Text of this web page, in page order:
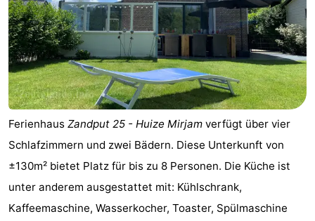
Reiten
-
Golfplatze
-
Parafliegen
-
Sportangeln
Essen
und
trinken
Veranstaltungen
-
Ringstechen
Zoutelande
Ferienhaus Zandput 25 - Huize Mirjam verfügt über vier
Schlafzimmern und zwei Bädern. Diese Unterkunft von
±130m² bietet Platz für bis zu 8 Personen. Die Küche ist
unter anderem ausgestattet mit: Kühlschrank,
Kaffeemaschine, Wasserkocher, Toaster, Spülmaschine